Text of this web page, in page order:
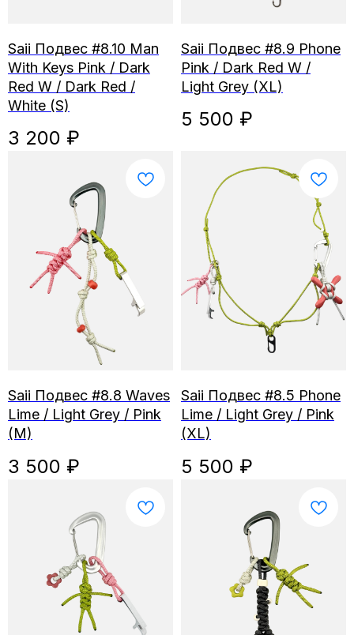
Saii Подвес #8.10 Man
With Keys Pink / Dark
Red W / Dark Red /
White (S)
3 200 ₽
Saii Подвес #8.9 Phone
Pink / Dark Red W /
Light Grey (XL)
5 500 ₽
Saii Подвес #8.8 Waves
Lime / Light Grey / Pink
(M)
3 500 ₽
Saii Подвес #8.5 Phone
Lime / Light Grey / Pink
(XL)
5 500 ₽